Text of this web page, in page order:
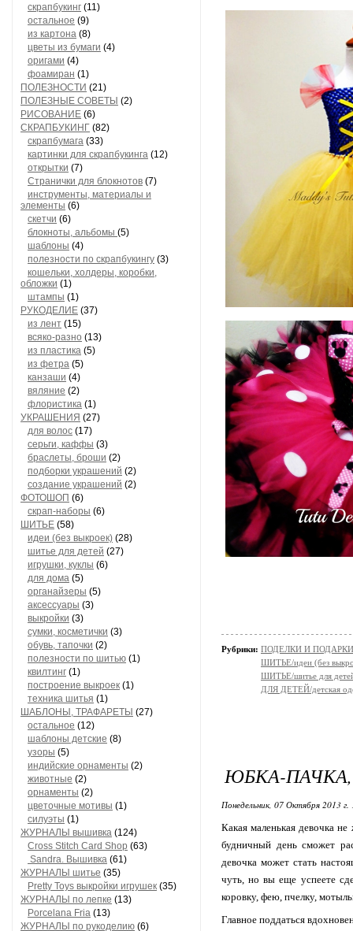
скрапбукинг (11)
остальное (9)
из картона (8)
цветы из бумаги (4)
оригами (4)
фоамиран (1)
ПОЛЕЗНОСТИ (21)
ПОЛЕЗНЫЕ СОВЕТЫ (2)
РИСОВАНИЕ (6)
СКРАПБУКИНГ (82)
скрапбумага (33)
картинки для скрапбукинга (12)
открытки (7)
Странички для блокнотов (7)
инструменты, материалы и
элементы (6)
скетчи (6)
блокноты, альбомы (5)
шаблоны (4)
полезности по скрапбукингу (3)
кошельки, холдеры, коробки,
обложки (1)
штампы (1)
РУКОДЕЛИЕ (37)
из лент (15)
всяко-разно (13)
из пластика (5)
из фетра (5)
канзаши (4)
вяляние (2)
флористика (1)
УКРАШЕНИЯ (27)
для волос (17)
серьги, каффы (3)
браслеты, броши (2)
подборки украшений (2)
создание украшений (2)
ФОТОШОП (6)
скрап-наборы (6)
ШИТЬЕ (58)
идеи (без выкроек) (28)
шитье для детей (27)
игрушки, куклы (6)
для дома (5)
органайзеры (5)
аксессуары (3)
выкройки (3)
сумки, косметички (3)
обувь, тапочки (2)
полезности по шитью (1)
квилтинг (1)
построение выкроек (1)
техника шитья (1)
ШАБЛОНЫ, ТРАФАРЕТЫ (27)
остальное (12)
шаблоны детские (8)
узоры (5)
индийские орнаменты (2)
животные (2)
орнаменты (2)
цветочные мотивы (1)
силуэты (1)
ЖУРНАЛЫ вышивка (124)
Cross Stitch Card Shop (63)
Sandra. Вышивка (61)
ЖУРНАЛЫ шитье (35)
Pretty Toys выкройки игрушек (35)
ЖУРНАЛЫ по лепке (13)
Porcelana Fria (13)
ЖУРНАЛЫ по рукоделию (6)
Рубрики: ПОДЕЛКИ И ПОДАРКИ
ШИТЬЕ/идеи (без
ШИТЬЕ/шитье для
ДЛЯ ДЕТЕЙ/детская
ЮБКА-ПАЧКА,
Понедельник, 07 Октября 2013 г.
Какая маленькая девочка
будничный день сможет
девочка может стать
чуть, но вы еще успеете
коровку, фею, пчелку,
Главное поддаться